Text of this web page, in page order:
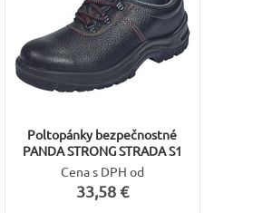
Poltopánky bezpečnostné
PANDA STRONG STRADA S1
Cena s DPH od
33,58 €